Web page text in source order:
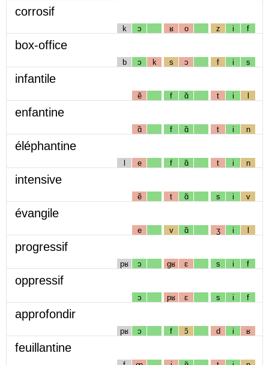
corrosif
k ɔ ʁ o z i f
box-office
b ɔ k s ɔ f i s
infantile
ẽ f ɑ̃ t i l
enfantine
ɑ̃ f ɑ̃ t i n
éléphantine
l e f ɑ̃ t i n
intensive
ẽ t ɑ̃ s i v
évangile
e v ɑ̃ ʒ i l
progressif
pʁ ɔ gʁ ɛ s i f
oppressif
ɔ pʁ ɛ s i f
approfondir
pʁ ɔ f ɔ̃ d i ʁ
feuillantine